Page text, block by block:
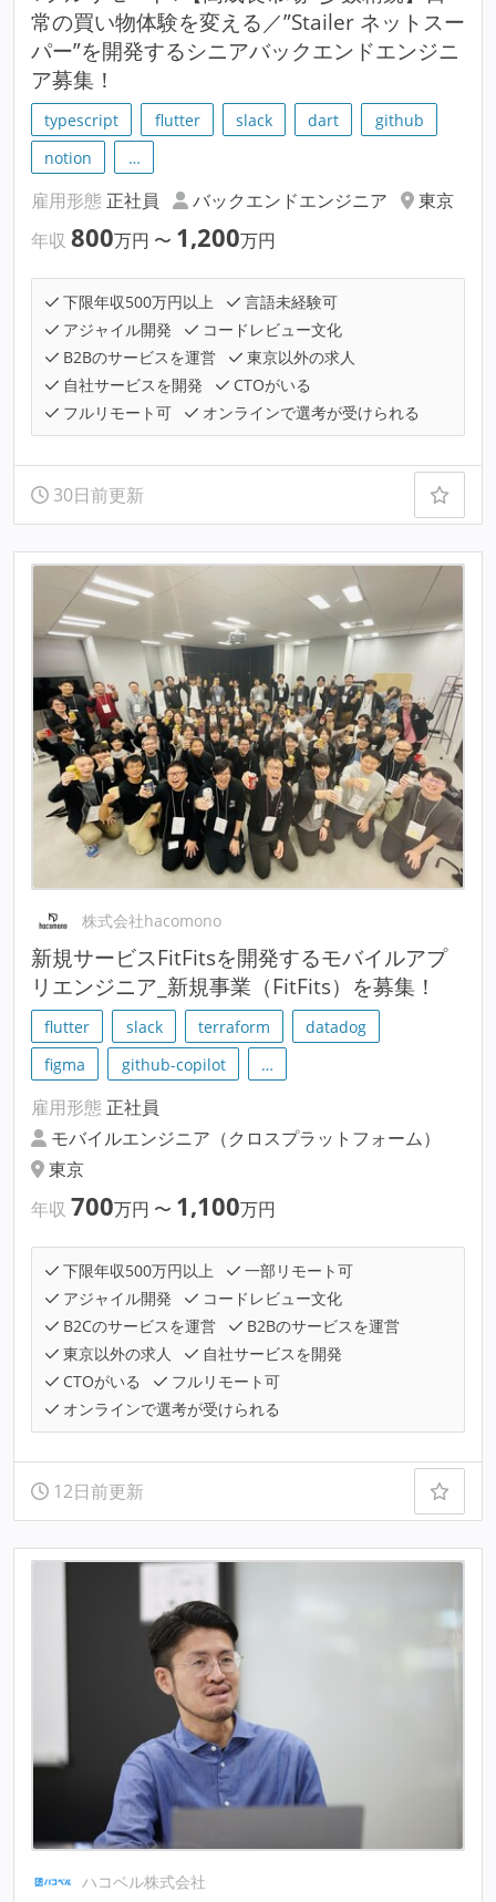
常の買い物体験を変える／”Stailer ネットスー
パー”を開発するシニアバックエンドエンジニ
ア募集！
typescript flutter slack dart
github
notion
…
雇用形態 正社員 バックエンドエンジニア
東京
年収 800万円 〜 1,200万円
下限年収500万円以上
言語未経験可
アジャイル開発
コードレビュー文化
B2Bのサービスを運営
東京以外の求人
自社サービスを開発
CTOがいる
フルリモート可
オンラインで選考が受けられる
30日前更新
株式会社hacomono
新規サービスFitFitsを開発するモバイルアプ
リエンジニア_新規事業（FitFits）を募集！
flutter slack terraform
datadog
figma
github-copilot …
雇用形態 正社員
モバイルエンジニア（クロスプラットフォーム）
東京
年収 700万円 〜 1,100万円
下限年収500万円以上
一部リモート可
アジャイル開発
コードレビュー文化
B2Cのサービスを運営
B2Bのサービスを運営
東京以外の求人
自社サービスを開発
CTOがいる
フルリモート可
オンラインで選考が受けられる
12日前更新
ハコベル株式会社